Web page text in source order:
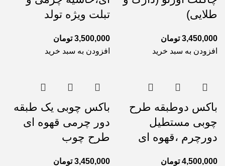
طلایی)
3,450,000 تومان
افزودن به سبد خرید
تبلت ویژه تولد
3,500,000 تومان
افزودن به سبد خرید
باکس دوطبقه طرح
چوبی مستطیل
دورچرم ،قهوه ای
4,500,000 تومان
باکس چوبی یک طبقه
دور چرمی قهوه ای
طرح چوب
3,450,000 تومان